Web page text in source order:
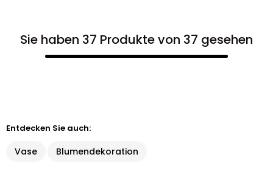
Sie haben 37 Produkte von 37 gesehen
Entdecken Sie auch:
Vase Blumendekoration